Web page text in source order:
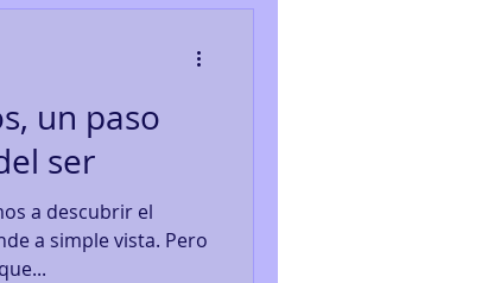
un paso
ser
a descubrir el
a simple vista. Pero